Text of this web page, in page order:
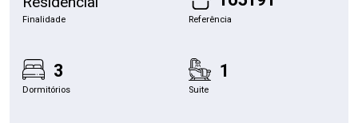
Finalidade Referência
3
Dormitórios
1
Suite